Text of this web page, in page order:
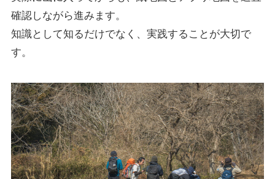
確認しながら進みます。
知識として知るだけでなく、実践することが大切で
す。